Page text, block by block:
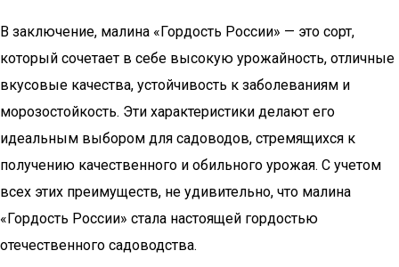
В заключение, малина «Гордость России» — это сорт,
который сочетает в себе высокую урожайность, отличные
вкусовые качества, устойчивость к заболеваниям и
морозостойкость. Эти характеристики делают его
идеальным выбором для садоводов, стремящихся к
получению качественного и обильного урожая. С учетом
всех этих преимуществ, не удивительно, что малина
«Гордость России» стала настоящей гордостью
отечественного садоводства.